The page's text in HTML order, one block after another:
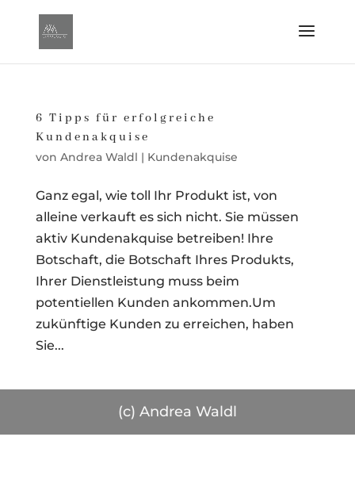
6 Tipps für erfolgreiche
Kundenakquise
von Andrea Waldl | Kundenakquise
Ganz egal, wie toll Ihr Produkt ist, von
alleine verkauft es sich nicht. Sie müssen
aktiv Kundenakquise betreiben! Ihre
Botschaft, die Botschaft Ihres Produkts,
Ihrer Dienstleistung muss beim
potentiellen Kunden ankommen.Um
zukünftige Kunden zu erreichen, haben
Sie...
(c) Andrea Waldl